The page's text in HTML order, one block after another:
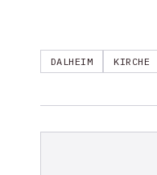
DALHEIM KIRCHE